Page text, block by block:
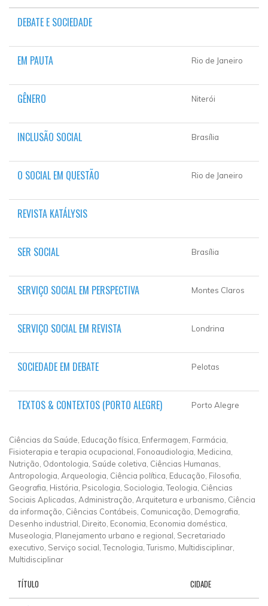
DEBATE E SOCIEDADE
EM PAUTA Rio de Janeiro
GÊNERO Niterói
INCLUSÃO SOCIAL Brasília
O SOCIAL EM QUESTÃO Rio de Janeiro
REVISTA KATÁLYSIS
SER SOCIAL Brasília
SERVIÇO SOCIAL EM PERSPECTIVA Montes Claros
SERVIÇO SOCIAL EM REVISTA Londrina
SOCIEDADE EM DEBATE Pelotas
TEXTOS & CONTEXTOS (PORTO ALEGRE) Porto Alegre
Ciências da Saúde, Educação física, Enfermagem, Farmácia,
Fisioterapia e terapia ocupacional, Fonoaudiologia, Medicina,
Nutrição, Odontologia, Saúde coletiva, Ciências Humanas,
Antropologia, Arqueologia, Ciência política, Educação, Filosofia,
Geografia, História, Psicologia, Sociologia, Teologia, Ciências
Sociais Aplicadas, Administração, Arquitetura e urbanismo, Ciência
da informação, Ciências Contábeis, Comunicação, Demografia,
Desenho industrial, Direito, Economia, Economia doméstica,
Museologia, Planejamento urbano e regional, Secretariado
executivo, Serviço social, Tecnologia, Turismo, Multidisciplinar,
Multidisciplinar
TÍTULO CIDADE